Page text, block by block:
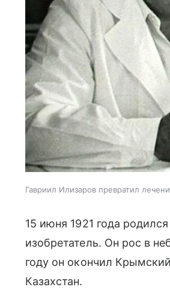
Гавриил Илизаров превратил
15 июня 1921 года
изобретатель. Он рос в
году он окончил
Казахстан.